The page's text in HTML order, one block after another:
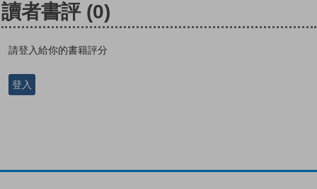
讀者書評 (0)
請登入給你的書籍評分
登入